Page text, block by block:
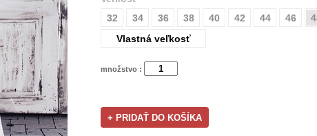
32
34 36 38 40 42 44 46
Vlastná veľkosť
množstvo :